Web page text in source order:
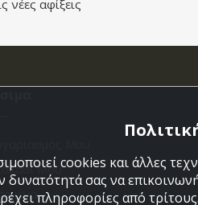
νέες αφίξεις
Μουcookies και άλλες
δυνατότητά σας να
πληροφορίες από